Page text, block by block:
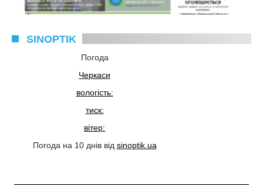
SINOPTIK
Погода
Черкаси
вологість:
тиск:
вітер:
Погода на 10 днів від sinoptik.ua